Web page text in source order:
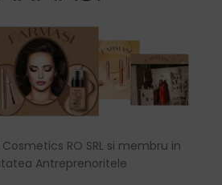
RO SRL si membru in
Antreprenoritele